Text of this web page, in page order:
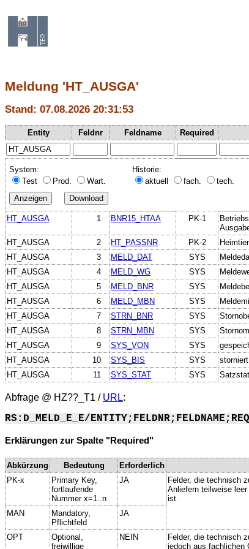
Meldung 'HT_AUSGA'
Stand: 07.08.2026 20:31:53
Entity Feldnr Feldname Required
System:
Test
Prod. Wart.
Historie:
aktuell
fach. tech.
HT_AUSGA 1 BNR15_HTAA PK-1
HT_AUSGA 2 HT_PASSNR PK-2
HT_AUSGA
3 MELD_DAT SYS
HT_AUSGA
4 MELD_WG SYS
HT_AUSGA
5 MELD_BNR SYS
HT_AUSGA
6 MELD_MBN SYS
HT_AUSGA
7 STRN_BNR SYS
HT_AUSGA
8 STRN_MBN SYS
HT_AUSGA
9 SYS_VON SYS
HT_AUSGA
10 SYS_BIS SYS storniert
HT_AUSGA
11 SYS_STAT SYS
Abfrage @ HZ??_T1 / URL:
RS:D_MELD_E_E/
Erklärungen zur Spalte "Required"
Abkürzung Bedeutung Erforderlich
PK-x
Primary Key,
fortlaufende
Nummer x=1..n
JA
Felder, die technisch
Anliefern teilweise
ist.
MAN
Mandatory,
Pflichtfeld
JA
OPT
Optional,
freiwillige
NEIN
Felder, die technisch
jedoch aus fachlichen